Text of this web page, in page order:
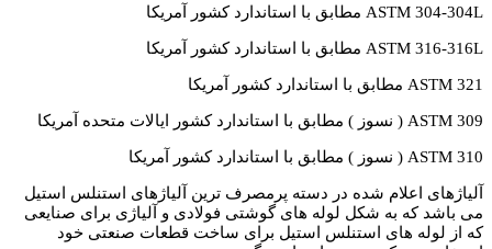
ASTM 304-304L مطابق با استاندارد کشور آمریکا
ASTM 316-316L مطابق با استاندارد کشور آمریکا
ASTM 321 مطابق با استاندارد کشور آمریکا
ASTM 309 ( نسوز ) مطابق با استاندارد کشور ایالات متحده آمریکا
ASTM 310 ( نسوز ) مطابق با استاندارد کشور آمریکا
آلیاژهای اعلام شده در دسته پرمصرف ترین آلیاژهای استنلس استیل
می باشد که به شکل لوله های گوشتی فولادی و آلیاژی برای صنایعی
که از لوله های استنلس استیل برای ساخت قطعات صنعتی خود